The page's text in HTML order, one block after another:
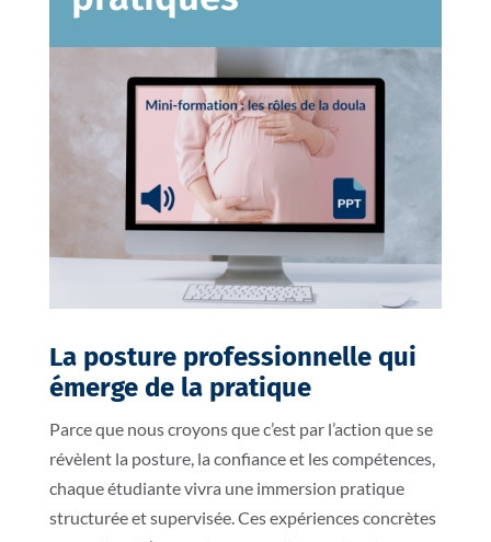
La posture professionnelle qui
émerge de la pratique
Parce que nous croyons que c’est par l’action que se
révèlent la posture, la confiance et les compétences,
chaque étudiante vivra une immersion pratique
structurée et supervisée. Ces expériences concrètes